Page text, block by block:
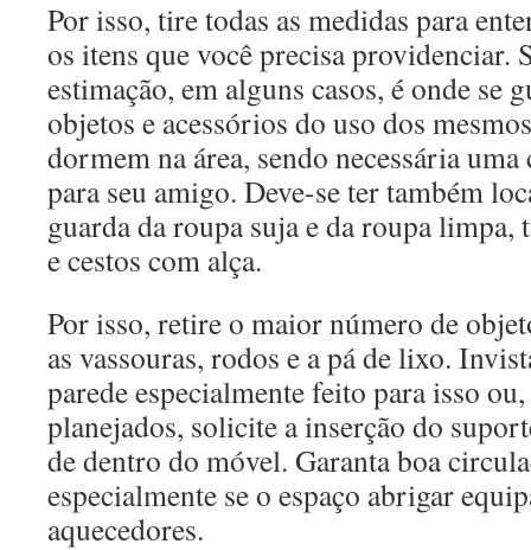
Por isso, tire todas as medidas para
os itens que você precisa providenciar.
estimação, em alguns casos, é onde se
objetos e acessórios do uso dos
dormem na área, sendo necessária
para seu amigo. Deve-se ter também
guarda da roupa suja e da roupa limpa,
e cestos com alça.
Por isso, retire o maior número de
as vassouras, rodos e a pá de lixo.
parede especialmente feito para isso
planejados, solicite a inserção do
de dentro do móvel. Garanta boa
especialmente se o espaço abrigar
aquecedores.